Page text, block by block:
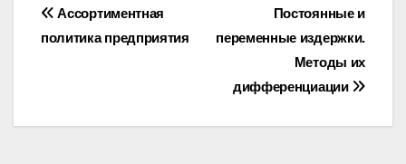
Post
navigation
Постоянные и
переменные издержки.
Методы их
дифференциации
Ассортиментная
политика предприятия